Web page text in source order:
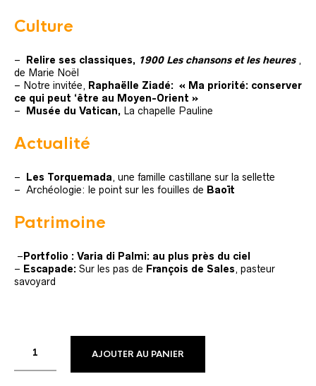
Culture
– Relire ses classiques, 1900 Les chansons et les heures ,
de Marie Noël
– Notre invitée, Raphaëlle Ziadé: « Ma priorité: conserver
ce qui peut ‘être au Moyen-Orient »
–
Musée du Vatican, La chapelle Pauline
Actualité
– Les Torquemada, une famille castillane sur la sellette
– Archéologie: le point sur les fouilles de Baoït
Patrimoine
– Portfolio : Varia di Palmi: au plus près du ciel
– Escapade: Sur les pas de François de Sales, pasteur
savoyard
AJOUTER AU PANIER